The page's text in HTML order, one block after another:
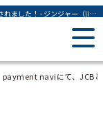
payment naviにて、JCBと業務提携をした内容について掲載されました！ - ジンジャー（jinjer）｜統合型人事システム
payment naviにて、JCB